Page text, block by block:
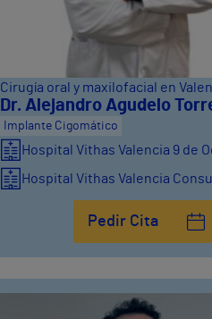
Cirugía oral y maxilofacial en
Dr. Alejandro Agudelo
Implante Cigomático
Hospital Vithas Valencia 9 de
Hospital Vithas Valencia
Pedir Cita